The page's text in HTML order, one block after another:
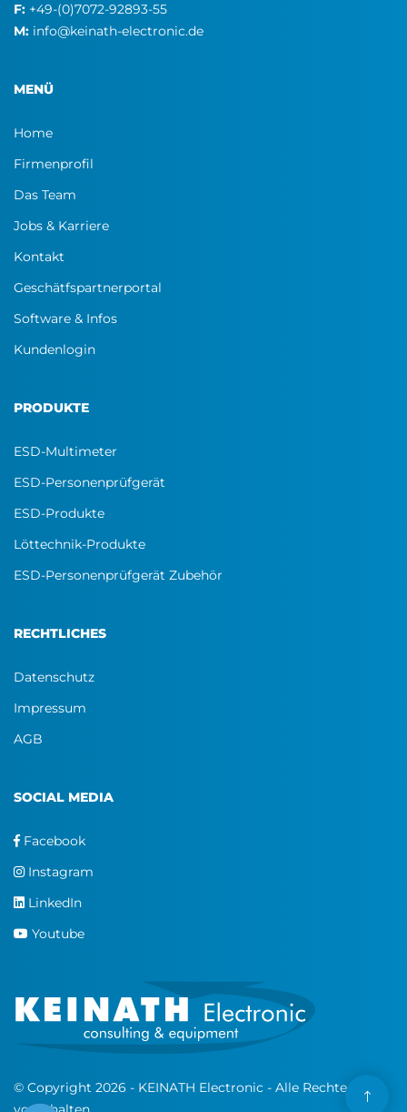
F: +49-(0)7072-92893-55
M: info@keinath-electronic.de
MENÜ
Home
Firmenprofil
Das Team
Jobs & Karriere
Kontakt
Geschätfspartnerportal
Software & Infos
Kundenlogin
PRODUKTE
ESD-Multimeter
ESD-Personenprüfgerät
ESD-Produkte
Löttechnik-Produkte
ESD-Personenprüfgerät Zubehör
RECHTLICHES
Datenschutz
Impressum
AGB
SOCIAL MEDIA
Facebook
Instagram
LinkedIn
Youtube
© Copyright 2026 - KEINATH Electronic - Alle Rechte